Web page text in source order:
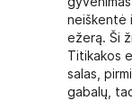
neiškentė
ežerą. Ši
Titikakos
salas,
gabalų,